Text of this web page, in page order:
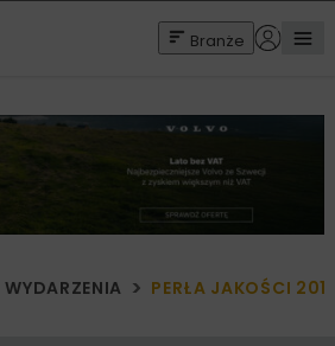
Branże
WYDARZENIA PERŁA JAKOŚCI